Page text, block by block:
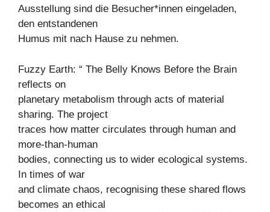
Ausstellung sind die Besucher*innen eingeladen,
den entstandenen
Humus mit nach Hause zu nehmen.
Fuzzy Earth: “ The Belly Knows Before the Brain
reflects on
planetary metabolism through acts of material
sharing. The project
traces how matter circulates through human and
more-than-human
bodies, connecting us to wider ecological systems.
In times of war
and climate chaos, recognising these shared flows
becomes an ethical